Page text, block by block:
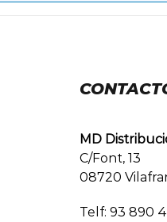
MD
C/Font, 13
08720
Telf: 93 890